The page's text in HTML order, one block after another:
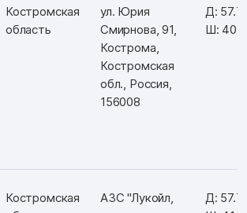
Костромская
область
ул. Юрия
Смирнова, 91,
Кострома,
Костромская
обл., Россия,
156008
Д:
Ш:
Костромская
АЗС "Лукойл,
Д: